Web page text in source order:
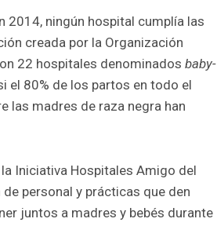
2014, ningún hospital cumplía las
creada por la Organización
22 hospitales denominados baby-
el 80% de los partos en todo el
las madres de raza negra han
Iniciativa Hospitales Amigo del
personal y prácticas que den
juntos a madres y bebés durante